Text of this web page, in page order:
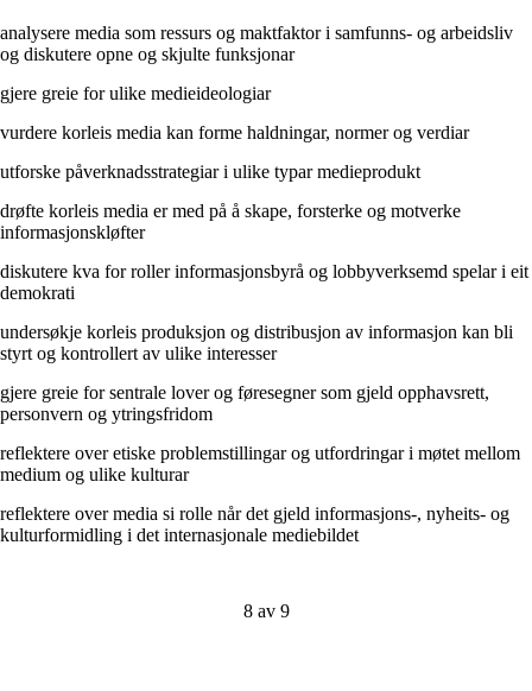
analysere media som ressurs og maktfaktor i samfunns- og arbeidsliv
og diskutere opne og skjulte funksjonar
gjere greie for ulike medieideologiar
vurdere korleis media kan forme haldningar, normer og verdiar
utforske påverknadsstrategiar i ulike typar medieprodukt
drøfte korleis media er med på å skape, forsterke og motverke
informasjonskløfter
diskutere kva for roller informasjonsbyrå og lobbyverksemd spelar i eit
demokrati
undersøkje korleis produksjon og distribusjon av informasjon kan bli
styrt og kontrollert av ulike interesser
gjere greie for sentrale lover og føresegner som gjeld opphavsrett,
personvern og ytringsfridom
reflektere over etiske problemstillingar og utfordringar i møtet mellom
medium og ulike kulturar
reflektere over media si rolle når det gjeld informasjons-, nyheits- og
kulturformidling i det internasjonale mediebildet
8 av 9